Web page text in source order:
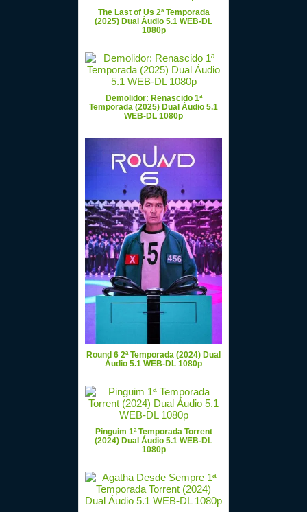
The Last of Us 2ª Temporada
(2025) Dual Áudio 5.1 WEB-DL
1080p
Demolidor: Renascido 1ª
Temporada (2025) Dual Áudio 5.1
WEB-DL 1080p
Round 6 2ª Temporada (2024) Dual
Áudio 5.1 WEB-DL 1080p
Pinguim 1ª Temporada Torrent
(2024) Dual Áudio 5.1 WEB-DL
1080p